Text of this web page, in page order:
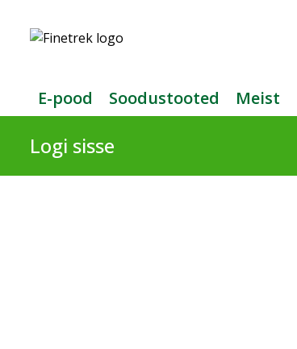
Usaldusväärne
tööstusautomaatika
pood
E-pood Soodustooted Meist
Logi sisse